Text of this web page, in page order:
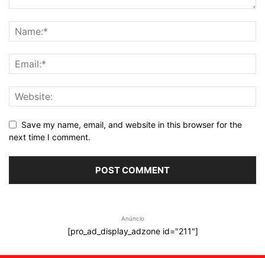
Save my name, email, and website in this browser for the
next time I comment.
Anúncio
[pro_ad_display_adzone id="211"]